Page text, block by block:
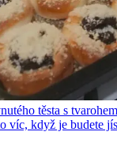
těsta s
víc, když je budete